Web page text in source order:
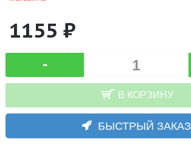
1155 ₽
-
В КОРЗИНУ
БЫСТРЫЙ ЗАКАЗ